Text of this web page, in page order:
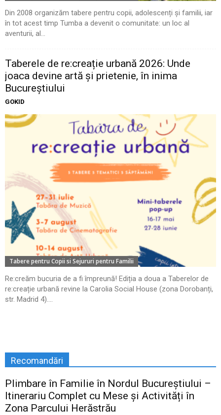
Din 2008 organizăm tabere pentru copii, adolescenți și familii, iar
în tot acest timp Tumba a devenit o comunitate: un loc al
aventurii, al...
Taberele de re:creație urbană 2026: Unde
joaca devine artă și prietenie, în inima
Bucureștiului
GOKID
Tabere pentru Copii si Sejururi pentru Familii
Re:creăm bucuria de a fi împreună! Ediția a doua a Taberelor de
re:creație urbană revine la Carolia Social House (zona Dorobanți,
str. Madrid 4)....
Recomandări
Plimbare în Familie în Nordul Bucureștiului –
Itinerariu Complet cu Mese și Activități în
Zona Parcului Herăstrău